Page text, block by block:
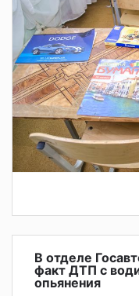
В отделе
факт ДТП с
опьянения